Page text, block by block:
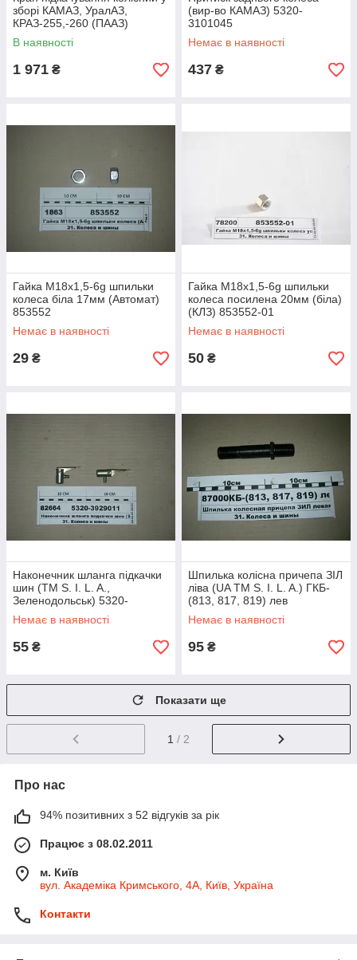
зборі КАМАЗ, УралАЗ,
КРАЗ-255,-260 (ПААЗ)
255Б-4224110-Б
В наявності
1 971 ₴
(вир-во КАМАЗ) 5320-
3101045
Немає в наявності
437 ₴
Гайка М18х1,5-6g шпильки
колеса біла 17мм (Автомат)
853552
Немає в наявності
29 ₴
Гайка М18х1,5-6g шпильки
колеса посилена 20мм (біла)
(КЛЗ) 853552-01
Немає в наявності
50 ₴
Наконечник шланга підкачки
шин (ТМ S. I. L. A.,
Зеленодольськ) 5320-
3929011
Немає в наявності
55 ₴
Шпилька колісна причепа ЗІЛ
ліва (UA TM S. I. L. A.) ГКБ-
(813, 817, 819) лев
Немає в наявності
95 ₴
Показати ще
1 / 2
Про нас
94% позитивних з 52 відгуків за рік
Працює з 08.02.2011
м. Київ
вул. Академіка Кримського, 4А, Київ, Україна
Контакти